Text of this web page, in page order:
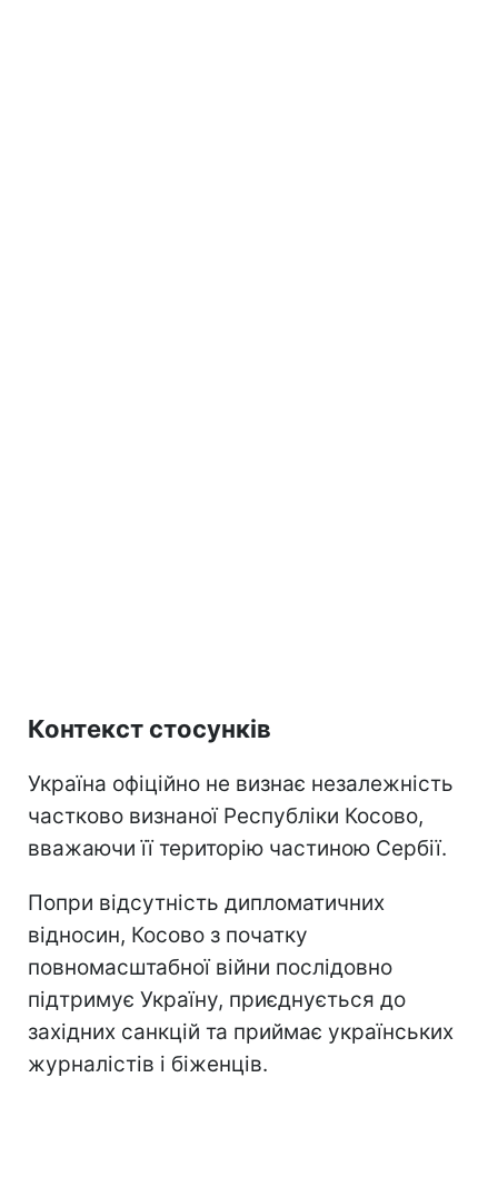
Контекст стосунків
Україна офіційно не визнає незалежність
частково визнаної Республіки Косово,
вважаючи її територію частиною Сербії.
Попри відсутність дипломатичних
відносин, Косово з початку
повномасштабної війни послідовно
підтримує Україну, приєднується до
західних санкцій та приймає українських
журналістів і біженців.